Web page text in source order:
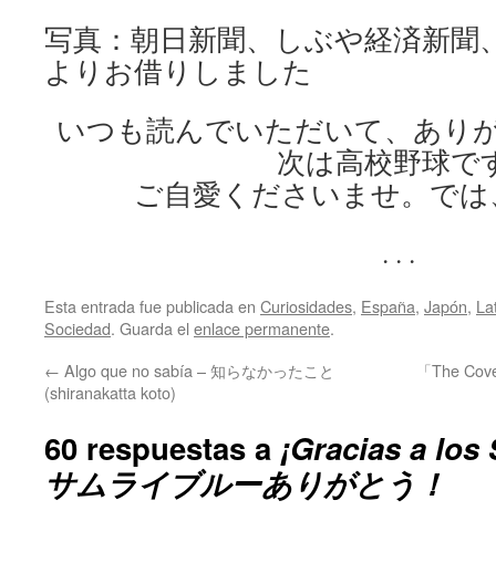
写真：朝日新聞、しぶや経済新
よりお借りしました
いつも読んでいただいて、あり
次は高校野球で
ご自愛くださいませ。で
. . .
Esta entrada fue publicada en Curiosidades, España, Japón,
Sociedad. Guarda el enlace permanente.
← Algo que no sabía – 知らなかったこと
(shiranakatta koto)
「The
60 respuestas a ¡Gracias a
サムライブルーありがとう！